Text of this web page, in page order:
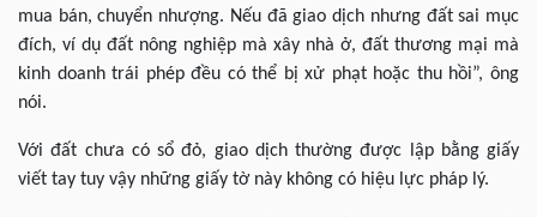
mua bán, chuyển nhượng. Nếu đã giao dịch nhưng đất sai mục
đích, ví dụ đất nông nghiệp mà xây nhà ở, đất thương mại mà
kinh doanh trái phép đều có thể bị xử phạt hoặc thu hồi”, ông
nói.
Với đất chưa có sổ đỏ, giao dịch thường được lập bằng giấy
viết tay tuy vậy những giấy tờ này không có hiệu lực pháp lý.